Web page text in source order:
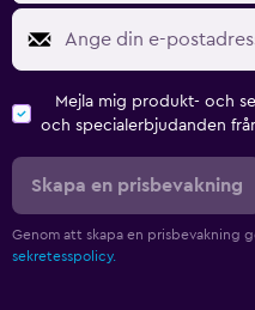
Mejla mig produkt- och
och specialerbjudanden
Skapa en prisbevakning
Genom att skapa en prisbevakning
sekretesspolicy.